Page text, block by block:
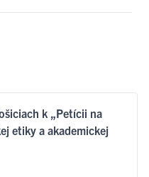
k „Petícii na
etiky a akademickej